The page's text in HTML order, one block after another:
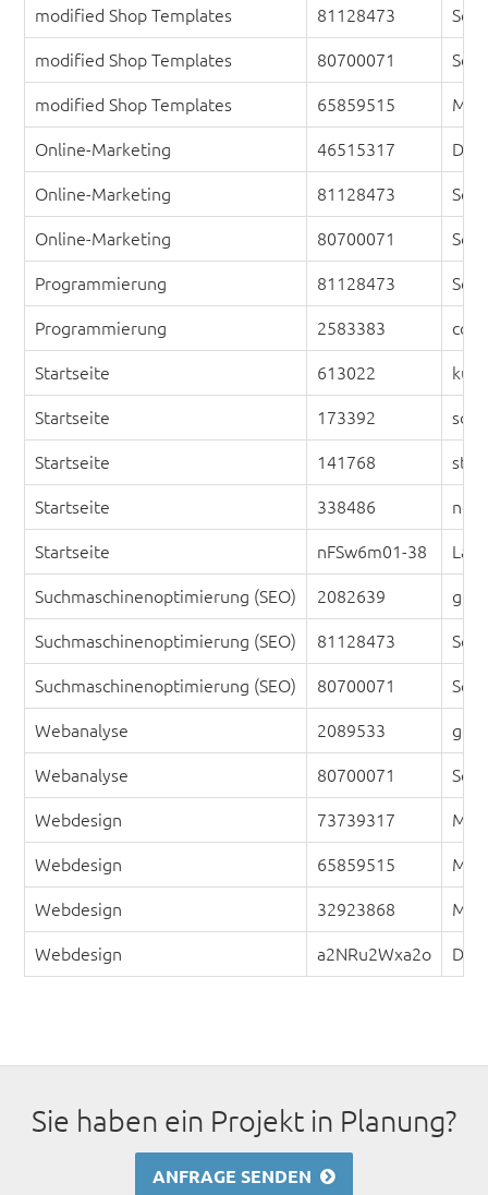
modified Shop Templates 81128473 Set
modified Shop Templates 80700071 Set
modified Shop Templates 65859515
Online-Marketing 46515317
Online-Marketing 81128473 Set
Online-Marketing 80700071 Set
Programmierung 81128473 Set
Programmierung 2583383
Startseite 613022
Startseite 173392
Startseite 141768
Startseite 338486
Startseite nFSw6m01-38
Suchmaschinenoptimierung (SEO) 2082639
Suchmaschinenoptimierung (SEO) 81128473 Set
Suchmaschinenoptimierung (SEO) 80700071 Set
Webanalyse 2089533
Webanalyse 80700071 Set
Webdesign 73739317
Webdesign 65859515
Webdesign 32923868
Webdesign a2NRu2Wxa2o
Sie haben ein Projekt in Planung?
ANFRAGE SENDEN